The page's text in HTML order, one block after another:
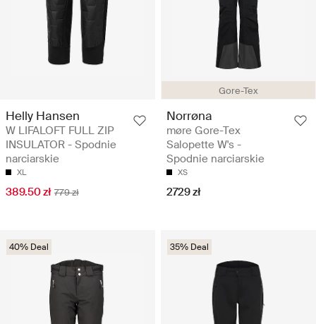
Helly Hansen
W LIFALOFT FULL ZIP
INSULATOR - Spodnie
narciarskie
XL
389.50 zł 779 zł
Gore-Tex
Norrøna
møre Gore-Tex
Salopette W's -
Spodnie narciarskie
XS
2729 zł
40% Deal 35% Deal